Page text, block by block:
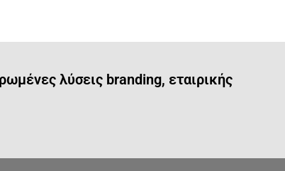
λύσεις branding, εταιρικής